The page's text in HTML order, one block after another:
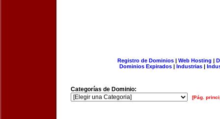
Registro de Dominios| Web Hosting |
Dominios Expirados | Industrias |
Categorías de Dominio:
[Pág.